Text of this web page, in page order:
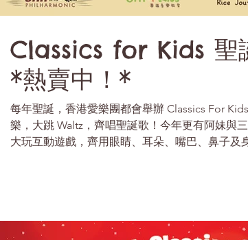
Classics for Kids 聖
*熱賣中！*
每年聖誕，香港愛樂團都會舉辦 Classics For
樂，大跳 Waltz，齊唱聖誕歌！今年更有阿妹與
大玩互動遊戲，齊用眼睛、耳朵、嘴巴、鼻子及